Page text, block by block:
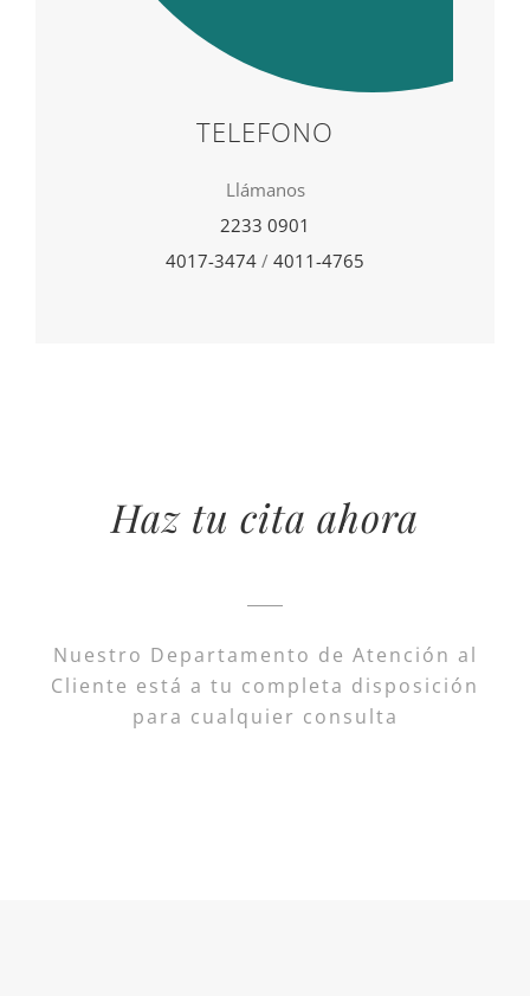
TELEFONO
Llámanos
2233 0901
4017-3474 / 4011-4765
Haz tu cita ahora
Nuestro Departamento de Atención al
Cliente está a tu completa disposición
para cualquier consulta